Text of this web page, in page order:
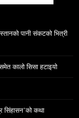
B-स्कूलहरूले
पानी संकटको भित्री
कालो सिसा हटाइयो
सिंहासन’को कथा